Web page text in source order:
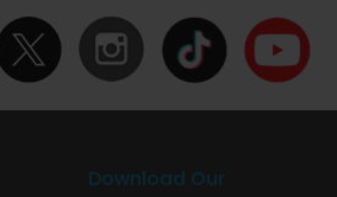
Download Our